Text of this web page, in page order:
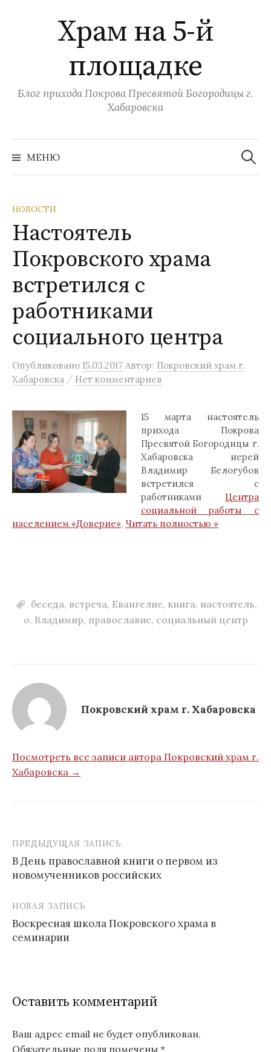
содержимомуХрам на 5-й
площадке
Блог прихода Покрова Пресвятой Богородицы г.
Хабаровска
МЕНЮ
Найти:
НОВОСТИ
Настоятель
Покровского храма
встретился с
работниками
социального центра
Опубликовано 15.03.2017 Автор: Покровский храм г.
Хабаровска / Нет комментариев
15 марта настоятель
прихода Покрова
Пресвятой Богородицы г.
Хабаровска иерей
Владимир Белогубов
встретился с
работниками Центра
социальной работы с
населением «Доверие». Читать полностью »
беседа, встреча, Евангелие, книга, настоятель,
о. Владимир, православие, социальный центр
Покровский храм г. Хабаровска
Посмотреть все записи автора Покровский храм г.
Хабаровска →
Навигация
по
ПРЕДЫДУЩАЯ ЗАПИСЬ
В День православной книги о первом из
новомученников российских
НОВАЯ ЗАПИСЬ
Воскресная школа Покровского храма в
семинарии
Оставить комментарий
Ваш адрес email не будет опубликован.
Обязательные поля помечены *